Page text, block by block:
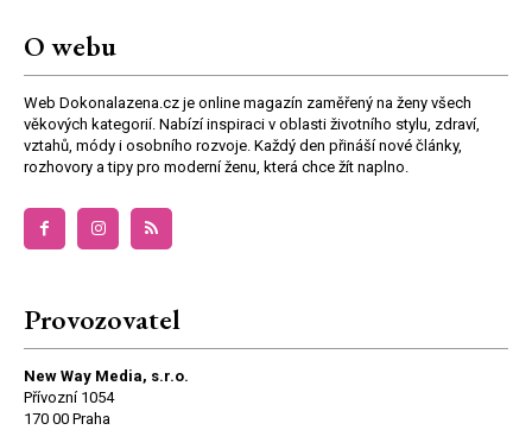
O webu
Web Dokonalazena.cz je online magazín zaměřený na ženy všech
věkových kategorií. Nabízí inspiraci v oblasti životního stylu, zdraví,
vztahů, módy i osobního rozvoje. Každý den přináší nové články,
rozhovory a tipy pro moderní ženu, která chce žít naplno.
Provozovatel
New Way Media, s.r.o.
Přívozní 1054
170 00 Praha